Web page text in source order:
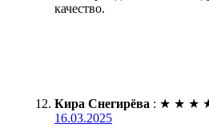
качество.
Кира Снегирёва : ★ ★ ★
16.03.2025